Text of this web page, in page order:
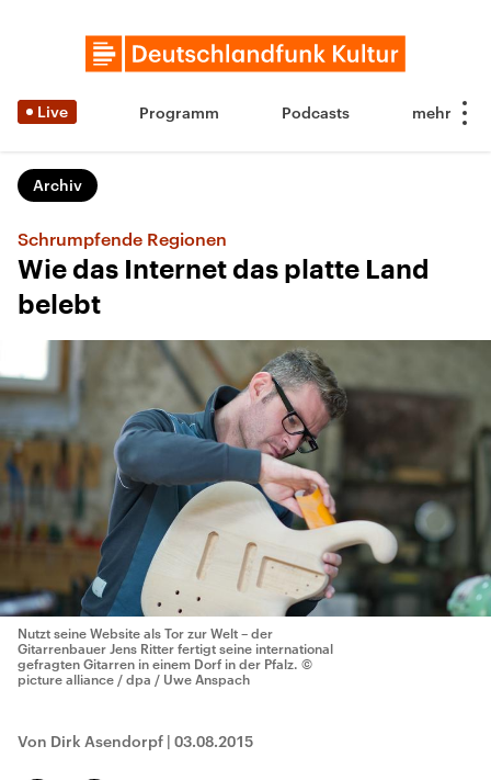
Live Programm Podcasts
Archiv
Schrumpfende Regionen
Wie das Internet das platte Land
belebt
Nutzt seine Website als Tor zur Welt – der
Gitarrenbauer Jens Ritter fertigt seine international
gefragten Gitarren in einem Dorf in der Pfalz. ©
picture alliance / dpa / Uwe Anspach
Von Dirk Asendorpf | 03.08.2015